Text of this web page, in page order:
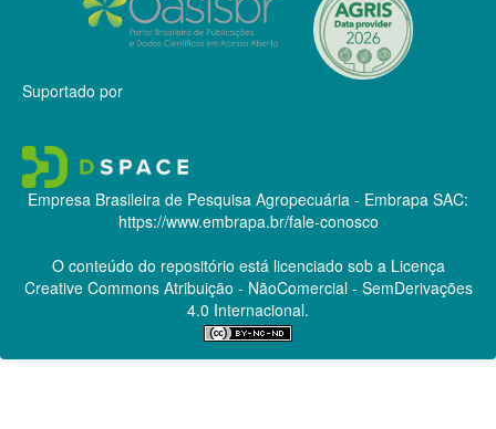
Suportado por
Empresa Brasileira de Pesquisa Agropecuária - Embrapa SAC:
https://www.embrapa.br/fale-conosco
O conteúdo do repositório está licenciado sob a Licença
Creative CommonsAtribuição - NãoComercial - SemDerivações
4.0 Internacional.